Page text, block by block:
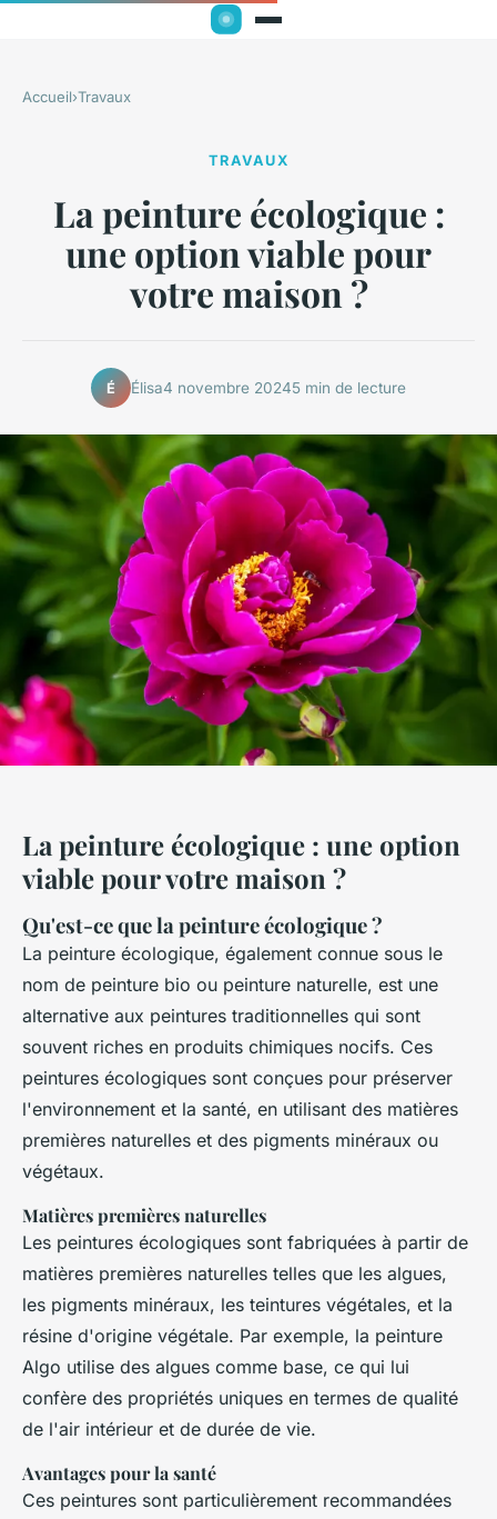
Accueil›Travaux
TRAVAUX
La peinture écologique :
une option viable pour
votre maison ?
É Élisa4 novembre 20245 min de lecture
La peinture écologique : une option
viable pour votre maison ?
Qu'est-ce que la peinture écologique ?
La peinture écologique, également connue sous le
nom de peinture bio ou peinture naturelle, est une
alternative aux peintures traditionnelles qui sont
souvent riches en produits chimiques nocifs. Ces
peintures écologiques sont conçues pour préserver
l'environnement et la santé, en utilisant des matières
premières naturelles et des pigments minéraux ou
végétaux.
Matières premières naturelles
Les peintures écologiques sont fabriquées à partir de
matières premières naturelles telles que les algues,
les pigments minéraux, les teintures végétales, et la
résine d'origine végétale. Par exemple, la peinture
Algo utilise des algues comme base, ce qui lui
confère des propriétés uniques en termes de qualité
de l'air intérieur et de durée de vie.
Avantages pour la santé
Ces peintures sont particulièrement recommandées